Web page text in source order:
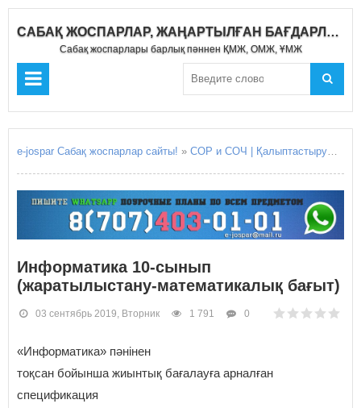
САБАҚ ЖОСПАРЛАР, ЖАҢАРТЫЛҒАН БАҒДАРЛАМА 2020-2021
Сабақ жоспарлары барлық пәннен ҚМЖ, ОМЖ, ҰМЖ
e-jospar Сабақ жоспарлар сайты! » СОР и СОЧ | Қалыптастырушы бағалау Жиынтық бағалау
Информатика 10-сынып
(жаратылыстану-математикалық бағыт)
03 сентябрь 2019, Вторник 1 791 0
«Информатика» пәнінен
тоқсан бойынша жиынтық бағалауға арналған
спецификация